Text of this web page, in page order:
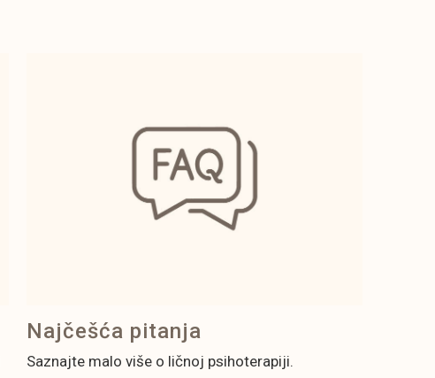
Najčešća pitanja
Saznajte malo više o ličnoj psihoterapiji.